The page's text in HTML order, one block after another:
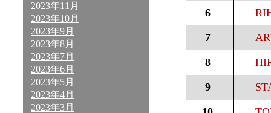
2023年11月
2023年10月
2023年9月
2023年8月
2023年7月
2023年6月
2023年5月
2023年4月
2023年3月
6
7
8
9